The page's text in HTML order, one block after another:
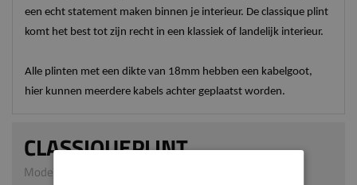
een echt statement maken binnen je interieur. De classique plint
komt het best tot zijn recht in een klassiek of landelijk interieur.
Alle plinten met een dikte van 18mm hebben een kabelgoot,
hier kunnen meerdere kabels achter geplaatst worden.
CLASSIQUEPLINT
Model M112 | 18 x 90 mm | MDF ecologisch